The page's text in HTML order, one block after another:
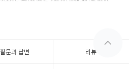
질문과 답변 리뷰